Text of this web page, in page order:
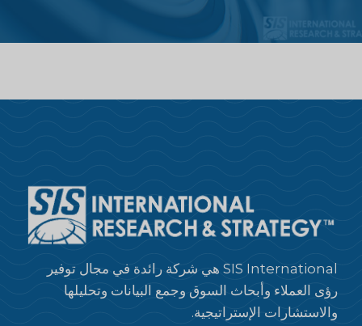
SIS International هي شركة رائدة في مجال توفير
رؤى العملاء وأبحاث السوق وجمع البيانات وتحليلها
والاستشارات الإستراتيجية.